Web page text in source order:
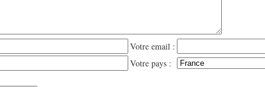
Votre email :
Votre pays :